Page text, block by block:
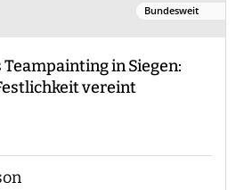
Bundesweit
in Siegen:
vereint